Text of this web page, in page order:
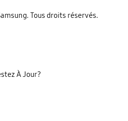
Tous droits réservés.
À Jour?